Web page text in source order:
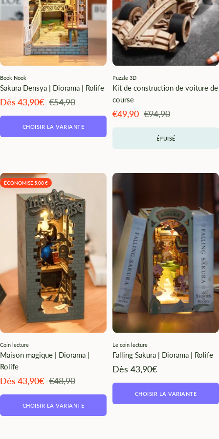
Book Nook
Sakura Densya | Diorama | Rolife
Angebotspreis
Dès 43,90€ Regulärer
€54,90
CHOISIR LA VARIANTE
Puzzle 3D
Kit de construction de voiture de
course
Angebotspreis
€49,90 Regulärer
€94,90
ÉPUISÉ
ÉCONOMISE 5,00 €
Coin lecture
Maison magique | Diorama |
Rolife
Angebotspreis
Dès 43,90€ Regulärer
€48,90
CHOISIR LA VARIANTE
Le coin lecture
Falling Sakura | Diorama | Rolife
Angebotspreis
Dès 43,90€
CHOISIR LA VARIANTE